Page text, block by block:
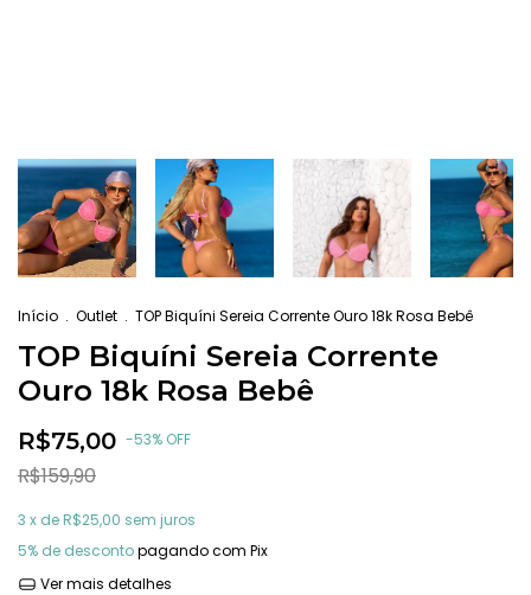
Início . Outlet . TOP Biquíni Sereia Corrente Ouro 18k Rosa Bebê
TOP Biquíni Sereia Corrente
Ouro 18k Rosa Bebê
R$75,00 -53% OFF
R$159,90
3 x de R$25,00 sem juros
5% de descontopagando com Pix
Ver mais detalhes